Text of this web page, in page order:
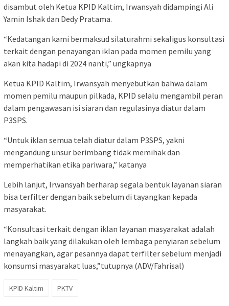
disambut oleh Ketua KPID Kaltim, Irwansyah didampingi Ali
Yamin Ishak dan Dedy Pratama.
“Kedatangan kami bermaksud silaturahmi sekaligus konsultasi
terkait dengan penayangan iklan pada momen pemilu yang
akan kita hadapi di 2024 nanti,” ungkapnya
Ketua KPID Kaltim, Irwansyah menyebutkan bahwa dalam
momen pemilu maupun pilkada, KPID selalu mengambil peran
dalam pengawasan isi siaran dan regulasinya diatur dalam
P3SPS.
“Untuk iklan semua telah diatur dalam P3SPS, yakni
mengandung unsur berimbang tidak memihak dan
memperhatikan etika pariwara,” katanya
Lebih lanjut, Irwansyah berharap segala bentuk layanan siaran
bisa terfilter dengan baik sebelum di tayangkan kepada
masyarakat.
“Konsultasi terkait dengan iklan layanan masyarakat adalah
langkah baik yang dilakukan oleh lembaga penyiaran sebelum
menayangkan, agar pesannya dapat terfilter sebelum menjadi
konsumsi masyarakat luas,”tutupnya (ADV/Fahrisal)
KPID Kaltim PKTV